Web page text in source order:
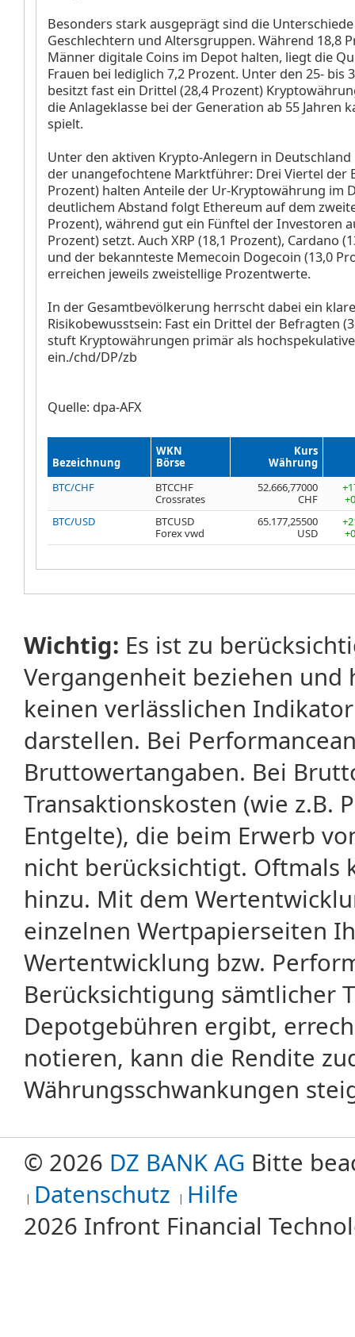
Besonders stark ausgeprägt sind die
Geschlechtern und Altersgruppen. Während 18,8
Männer digitale Coins im Depot halten, liegt die
Frauen bei lediglich 7,2 Prozent. Unter den 25- bis
besitzt fast ein Drittel (28,4 Prozent)
die Anlageklasse bei der Generation ab 55 Jahren
spielt.
Unter den aktiven Krypto-Anlegern in
der unangefochtene Marktführer: Drei Viertel der
Prozent) halten Anteile der Ur-Kryptowährung im
deutlichem Abstand folgt Ethereum auf dem
Prozent), während gut ein Fünftel der Investoren
Prozent) setzt. Auch XRP (18,1 Prozent), Cardano
und der bekannteste Memecoin Dogecoin (13,0
erreichen jeweils zweistellige Prozentwerte.
In der Gesamtbevölkerung herrscht dabei ein
Risikobewusstsein: Fast ein Drittel der Befragten
stuft Kryptowährungen primär als
ein./chd/DP/zb
Quelle: dpa-AFX
Bezeichnung
WKN
Börse
Kurs
Währung
BTC/CHF
BTCCHF
Crossrates
52.666,77000
CHF
BTC/USD
BTCUSD
Forex vwd
65.177,25500
USD
Wichtig: Es ist zu
Vergangenheit beziehen
keinen verlässlichen
darstellen. Bei
Bruttowertangaben. Bei
Transaktionskosten (wie z.B.
Entgelte), die beim Erwerb
nicht berücksichtigt. Oftmals
hinzu. Mit dem
einzelnen Wertpapierseiten
Wertentwicklung bzw.
Berücksichtigung sämtlicher
Depotgebühren ergibt,
notieren, kann die Rendite
Währungsschwankungen
© 2026 DZ BANK AG Bitte
Datenschutz Hilfe
2026 Infront Financial